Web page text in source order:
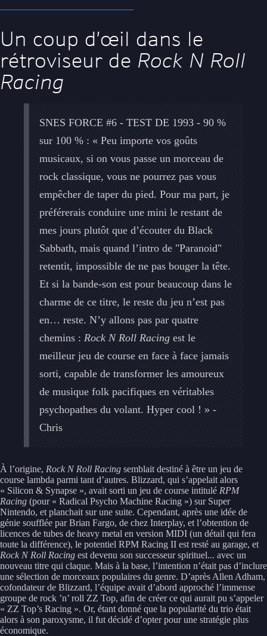
Un coup d’œil dans le
rétroviseur de Rock N Roll
Racing
SNES FORCE #6 - TEST DE 1993 - 90 %
sur 100 % : « Peu importe vos goûts
musicaux, si on vous passe un morceau de
rock classique, vous ne pourrez pas vous
empêcher de taper du pied. Pour ma part, je
préférerais conduire une mini le restant de
mes jours plutôt que d’écouter du Black
Sabbath, mais quand l’intro de "Paranoid"
retentit, impossible de ne pas bouger la tête.
Et si la bande-son est pour beaucoup dans le
charme de ce titre, le reste du jeu n’est pas
en… reste. N’y allons pas par quatre
chemins :Rock N Roll Racing est le
meilleur jeu de course en face à face jamais
sorti, capable de transformer les amoureux
de musique folk pacifiques en véritables
psychopathes du volant. Hyper cool ! » -
Chris
À l’origine, Rock N Roll Racing semblait destiné à être un jeu de
course lambda parmi tant d’autres. Blizzard, qui s’appelait alors
« Silicon & Synapse », avait sorti un jeu de course intitulé RPM
Racing (pour « Radical Psycho Machine Racing ») sur Super
Nintendo, et planchait sur une suite. Cependant, après une idée de
génie soufflée par Brian Fargo, de chez Interplay, et l’obtention de
licences de tubes de heavy metal en version MIDI (un détail qui fera
toute la différence), le potentiel RPM Racing II est resté au garage, et
Rock N Roll Racing est devenu son successeur spirituel... avec un
nouveau titre qui claque. Mais à la base, l’intention n’était pas d’inclure
une sélection de morceaux populaires du genre. D’après Allen Adham,
cofondateur de Blizzard, l’équipe avait d’abord approché l’immense
groupe de rock ’n’ roll ZZ Top, afin de créer ce qui aurait pu s’appeler
« ZZ Top’s Racing ». Or, étant donné que la popularité du trio était
alors à son paroxysme, il fut décidé d’opter pour une stratégie plus
économique.